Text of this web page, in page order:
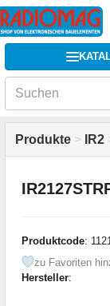
Produkte > IR2
Produktcode:
zu Favoriten
Hersteller: